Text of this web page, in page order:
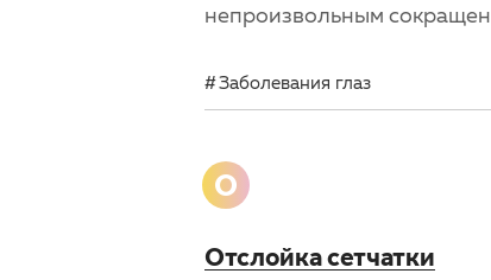
непроизвольным
Заболевания глаз
О
Отслойка сетчатки